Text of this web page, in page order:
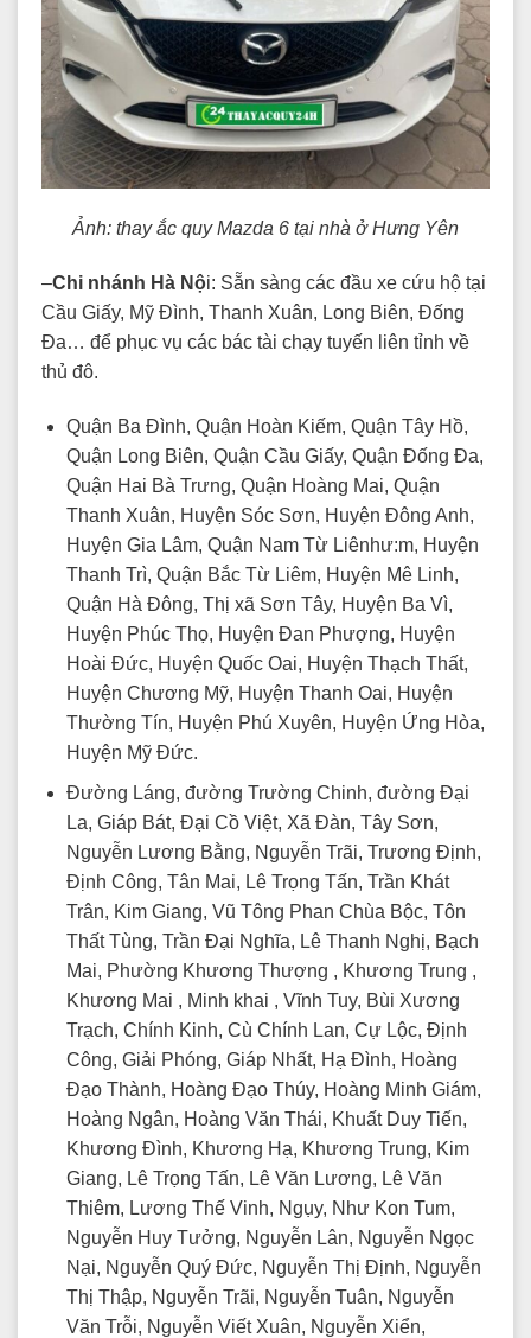
Ảnh: thay ắc quy Mazda 6 tại nhà ở Hưng Yên
–Chi nhánh Hà Nội: Sẵn sàng các đầu xe cứu hộ tại
Cầu Giấy, Mỹ Đình, Thanh Xuân, Long Biên, Đống
Đa… để phục vụ các bác tài chạy tuyến liên tỉnh về
thủ đô.
Quận Ba Đình, Quận Hoàn Kiếm, Quận Tây Hồ,
Quận Long Biên, Quận Cầu Giấy, Quận Đống Đa,
Quận Hai Bà Trưng, Quận Hoàng Mai, Quận
Thanh Xuân, Huyện Sóc Sơn, Huyện Đông Anh,
Huyện Gia Lâm, Quận Nam Từ Liênhư:m, Huyện
Thanh Trì, Quận Bắc Từ Liêm, Huyện Mê Linh,
Quận Hà Đông, Thị xã Sơn Tây, Huyện Ba Vì,
Huyện Phúc Thọ, Huyện Đan Phượng, Huyện
Hoài Đức, Huyện Quốc Oai, Huyện Thạch Thất,
Huyện Chương Mỹ, Huyện Thanh Oai, Huyện
Thường Tín, Huyện Phú Xuyên, Huyện Ứng Hòa,
Huyện Mỹ Đức.
Đường Láng, đường Trường Chinh, đường Đại
La, Giáp Bát, Đại Cồ Việt, Xã Đàn, Tây Sơn,
Nguyễn Lương Bằng, Nguyễn Trãi, Trương Định,
Định Công, Tân Mai, Lê Trọng Tấn, Trần Khát
Trân, Kim Giang, Vũ Tông Phan Chùa Bộc, Tôn
Thất Tùng, Trần Đại Nghĩa, Lê Thanh Nghị, Bạch
Mai, Phường Khương Thượng , Khương Trung ,
Khương Mai , Minh khai , Vĩnh Tuy, Bùi Xương
Trạch, Chính Kinh, Cù Chính Lan, Cự Lộc, Định
Công, Giải Phóng, Giáp Nhất, Hạ Đình, Hoàng
Đạo Thành, Hoàng Đạo Thúy, Hoàng Minh Giám,
Hoàng Ngân, Hoàng Văn Thái, Khuất Duy Tiến,
Khương Đình, Khương Hạ, Khương Trung, Kim
Giang, Lê Trọng Tấn, Lê Văn Lương, Lê Văn
Thiêm, Lương Thế Vinh, Ngụy, Như Kon Tum,
Nguyễn Huy Tưởng, Nguyễn Lân, Nguyễn Ngọc
Nại, Nguyễn Quý Đức, Nguyễn Thị Định, Nguyễn
Thị Thập, Nguyễn Trãi, Nguyễn Tuân, Nguyễn
Văn Trỗi, Nguyễn Viết Xuân, Nguyễn Xiển,